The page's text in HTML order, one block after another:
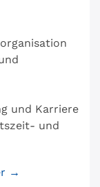
und Karriere
und
→